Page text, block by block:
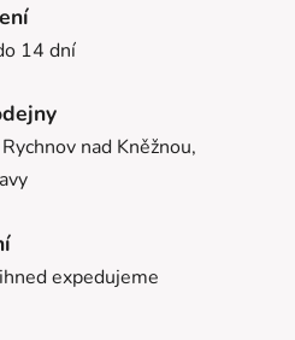
14 dní
nad Kněžnou,
expedujeme